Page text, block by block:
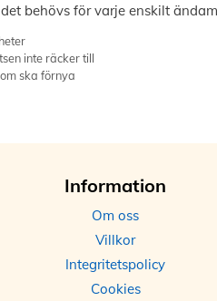
behövs för varje enskilt
inte räcker till
ska förnya
Information
Om oss
Villkor
Integritetspolicy
Cookies